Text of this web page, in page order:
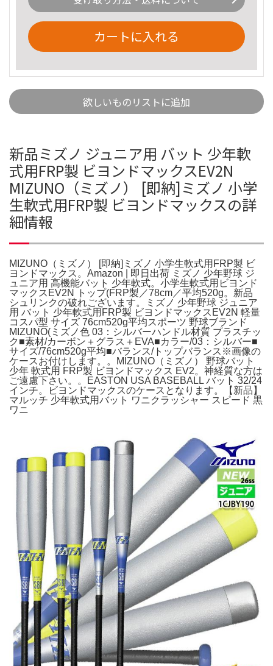
カートに入れる
欲しいものリストに追加
新品ミズノ ジュニア用 バット 少年軟
式用FRP製 ビヨンドマックスEV2N
MIZUNO（ミズノ） [即納]ミズノ 小学
生軟式用FRP製 ビヨンドマックスの詳
細情報
MIZUNO（ミズノ） [即納]ミズノ 小学生軟式用FRP製 ビ
ヨンドマックス。Amazon | 即日出荷 ミズノ 少年野球 ジ
ュニア用 高機能バット 少年軟式。小学生軟式用ビヨンド
マックスEV2N トップ(FRP製／78cm／平均520g。新品
シュリンクの破れございます。ミズノ 少年野球 ジュニア
用 バット 少年軟式用FRP製 ビヨンドマックスEV2N 軽量
コスパ型 サイズ 76cm520g平均スポーツ 野球ブランド
MIZUNO(ミズノ色 03：シルバーハンドル材質 プラスチッ
ク■素材/カーボン＋グラス＋EVA■カラー/03：シルバー■
サイズ/76cm520g平均■バランス/トップバランス※画像の
ケースお付けします。。MIZUNO（ミズノ） 野球バット
少年 軟式用 FRP製 ビヨンドマックス EV2。神経質な方は
ご遠慮下さい。。EASTON USA BASEBALL バット 32/24
インチ。ビヨンドマックスのケースとなります。【新品】
マルッチ 少年軟式用バット ワニクラッシャー スピード 黒
ワニ